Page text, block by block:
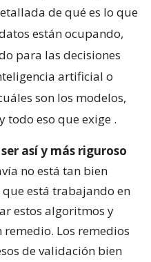
de qué es lo que
están ocupando,
para las decisiones
artificial o
son los modelos,
todo eso que exige .
así y más riguroso
no está tan bien
está trabajando en
estos algoritmos y
Los remedios
de validación bien